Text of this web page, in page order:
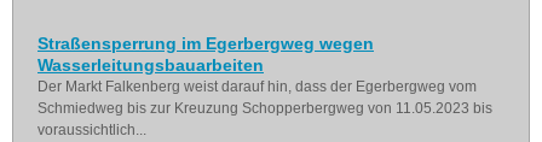
Straßensperrung im Egerbergweg wegen
Wasserleitungsbauarbeiten
Der Markt Falkenberg weist darauf hin, dass der Egerbergweg vom
Schmiedweg bis zur Kreuzung Schopperbergweg von 11.05.2023 bis
voraussichtlich...